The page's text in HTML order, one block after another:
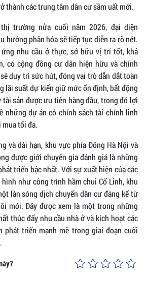
thành các trung tâm dân cư sầm uất mới.
trường nửa cuối năm 2026, đại diện
hướng phân hóa sẽ tiếp tục diễn ra rõ nét.
ứng nhu cầu ở thực, sở hữu vị trí tốt, khả
có cộng đồng cư dân hiện hữu và chính
duy trì sức hút, đóng vai trò dẫn dắt toàn
lãi suất dự kiến giữ mức ổn định, bất động
tài sản được ưu tiên hàng đầu, trong đó lợi
những dự án có chính sách tài chính linh
tối đa.
và dài hạn, khu vực phía Đông Hà Nội và
được giới chuyên gia đánh giá là những
triển bậc nhất. Với sự xuất hiện của các
như công trình hầm chui Cổ Linh, khu
làn sóng dịch chuyển dân cư đáng kể từ
mới. Đây được xem là một trong những
thúc đẩy nhu cầu nhà ở và kích hoạt các
phát triển mạnh mẽ trong giai đoạn cuối